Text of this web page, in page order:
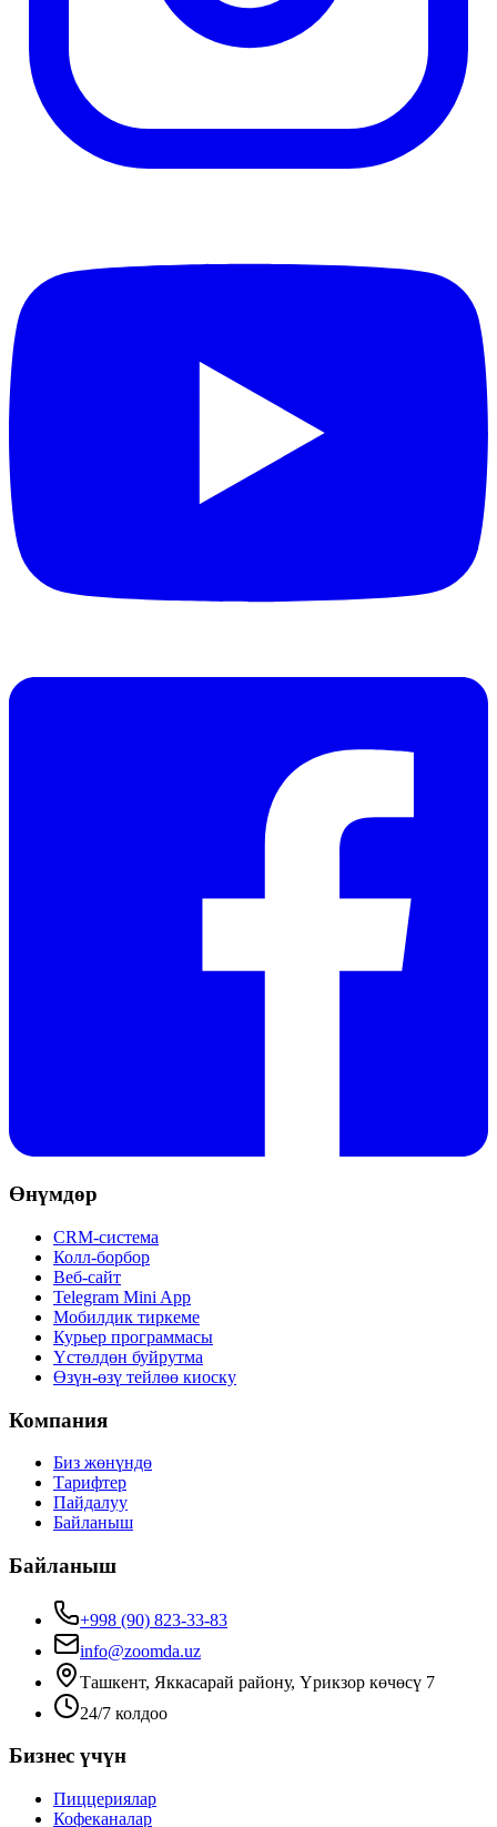
Өнүмдөр
CRM-система
Колл-борбор
Веб-сайт
Telegram Mini App
Мобилдик тиркеме
Курьер программасы
Үстөлдөн буйрутма
Өзүн-өзү тейлөө киоску
Компания
Биз жөнүндө
Тарифтер
Пайдалуу
Байланыш
Байланыш
+998 (90) 823-33-83
info@zoomda.uz
Ташкент, Яккасарай району, Үрикзор көчөсү 7
24/7 колдоо
Бизнес үчүн
Пиццериялар
Кофеканалар